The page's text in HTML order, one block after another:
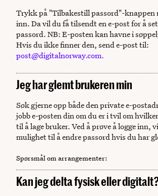
Trykk på "Tilbakestill passord"-knappen
inn. Da vil du få tilsendt en e-post for å
passord. NB: E-posten kan havne i
Hvis du ikke finner den, send e-post til:
post@digitalnorway.com.
Jeg har glemt brukeren min
Søk gjerne opp både den private e-
jobb e-posten din om du er i tvil om
til å lage bruker. Ved å prøve å logge inn,
mulighet til å endre passord hvis du har
Spørsmål om arrangementer:
Kan jeg delta fysisk eller